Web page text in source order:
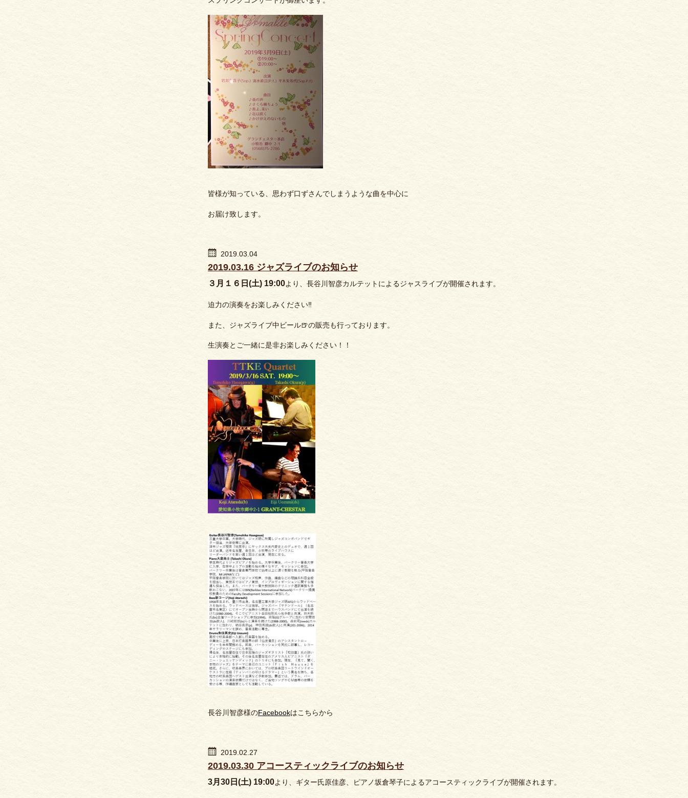
皆様が知っている、思わず口ずさんでしまうような曲を中心に
お届け致します。
2019.03.04
2019.03.16 ジャズライブのお知らせ
３月１６日(土) 19:00より、長谷川智彦カルテットによるジャスライブが開催されます。
迫力の演奏をお楽しみください‼️
また、ジャズライブ中ビール🍺の販売も行っております。
生演奏とご一緒に是非お楽しみください！！
長谷川智彦様のFacebookはこちらから
2019.02.27
2019.03.30 アコースティックライブのお知らせ
3月30日(土) 19:00より、ギター氏原佳彦、ピアノ坂倉琴子によるアコースティックライブが開催されます。